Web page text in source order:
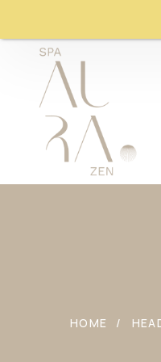
HOME